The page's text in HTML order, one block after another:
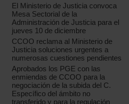
El Ministerio de Justicia convoca
Mesa Sectorial de la
Administración de Justicia para el
jueves 10 de diciembre
CCOO reclama al Ministerio de
Justicia soluciones urgentes a
numerosas cuestiones pendientes
Aprobados los PGE con las
enmiendas de CCOO para la
negociación de la subida del C.
Específico del ámbito no
transferido y para la regulación